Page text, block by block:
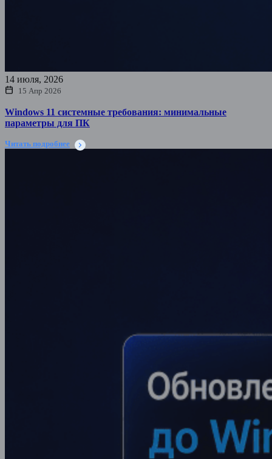
14 июля, 2026
15 Апр 2026
Windows 11 системные требования: минимальные
параметры для ПК
Читать подробнее